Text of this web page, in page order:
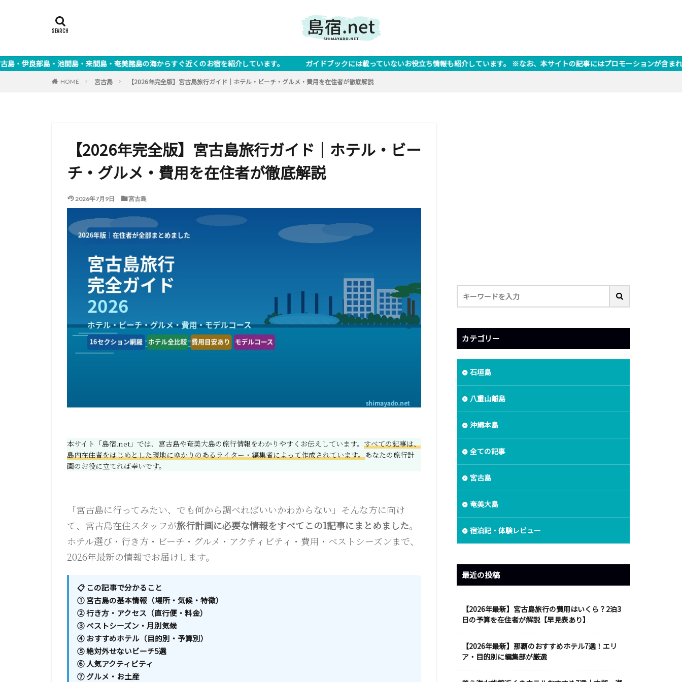
・来間島・奄美諸島の海からすぐ近くのお宿を紹介しています。 ガイドブックには載っていないお役立ち情報も紹介しています。 ※なお、本サイトの記事にはプロモーションが含まれている場合があります
HOME 宮古島 【2026年完全版】宮古島旅行ガイド｜ホテル・ビーチ・グルメ・費用を在住者が徹底解説
【2026年完全版】宮古島旅行ガイド｜ホテル・ビー
チ・グルメ・費用を在住者が徹底解説
2026年7月9日 宮古島
本サイト「島宿.net」では、宮古島や奄美大島の旅行情報をわかりやすくお伝えしています。 すべての記事は、
島内在住者をはじめとした現地にゆかりのあるライター・編集者によって作成されています。あなたの旅行計
画のお役に立てれば幸いです。
「宮古島に行ってみたい、でも何から調べればいいかわからない」そんな方に向け
て、宮古島在住スタッフが旅行計画に必要な情報をすべてこの1記事にまとめました。
ホテル選び・行き方・ビーチ・グルメ・アクティビティ・費用・ベストシーズンまで、
2026年最新の情報でお届けします。
📋 この記事で分かること
① 宮古島の基本情報（場所・気候・特徴）
② 行き方・アクセス（直行便・料金）
③ ベストシーズン・月別気候
④ おすすめホテル（目的別・予算別）
⑤ 絶対外せないビーチ5選
⑥ 人気アクティビティ
⑦ グルメ・お土産
カテゴリー
石垣島
八重山離島
沖縄本島
全ての記事
宮古島
奄美大島
宿泊記・体験レビュー
最近の投稿
【2026年最新】宮古島旅行の費用はいくら？2泊3
日の予算を在住者が解説【早見表あり】
【2026年最新】那覇のおすすめホテル7選！エリ
ア・目的別に編集部が厳選